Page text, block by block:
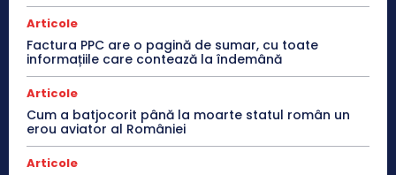
Articole
Factura PPC are o pagină de sumar, cu toate
informațiile care contează la îndemână
Articole
Cum a batjocorit până la moarte statul român un
erou aviator al României
Articole